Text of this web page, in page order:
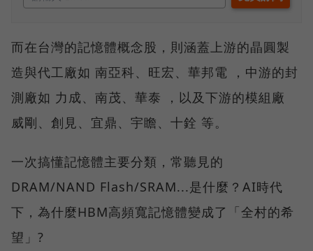
而在台灣的記憶體概念股，則涵蓋上游的晶圓製
造與代工廠如 南亞科、旺宏、華邦電 ，中游的封
測廠如 力成、南茂、華泰 ，以及下游的模組廠
威剛、創見、宜鼎、宇瞻、十銓 等。
一次搞懂記憶體主要分類，常聽見的
DRAM/NAND Flash/SRAM...是什麼？AI時代
下，為什麼HBM高頻寬記憶體變成了「全村的希
望」?